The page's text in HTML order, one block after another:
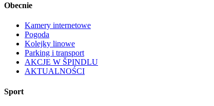
Obecnie
Kamery internetowe
Pogoda
Kolejky linowe
Parking i transport
AKCJE W ŠPINDLU
AKTUALNOŚCI
Sport